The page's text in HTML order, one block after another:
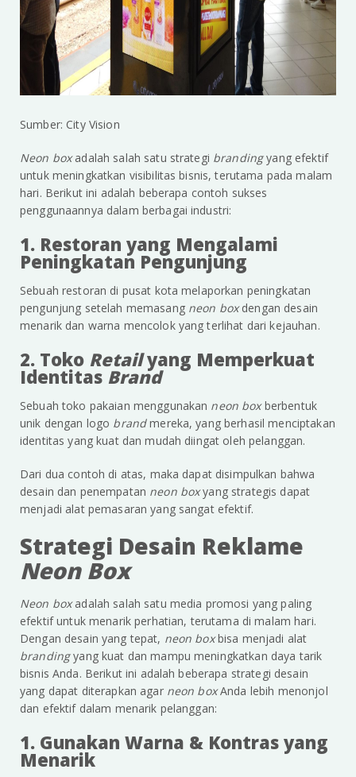
Sumber: City Vision
Neon boxadalah salah satu strategi brandingyang efektif
untuk meningkatkan visibilitas bisnis, terutama pada malam
hari. Berikut ini adalah beberapa contoh sukses
penggunaannya dalam berbagai industri:
1. Restoran yang Mengalami
Peningkatan Pengunjung
Sebuah restoran di pusat kota melaporkan peningkatan
pengunjung setelah memasang neon boxdengan desain
menarik dan warna mencolok yang terlihat dari kejauhan.
2. Toko Retailyang Memperkuat
Identitas Brand
Sebuah toko pakaian menggunakan neon boxberbentuk
unik dengan logo brandmereka, yang berhasil menciptakan
identitas yang kuat dan mudah diingat oleh pelanggan.
Dari dua contoh di atas, maka dapat disimpulkan bahwa
desain dan penempatan neon boxyang strategis dapat
menjadi alat pemasaran yang sangat efektif.
Strategi Desain Reklame
Neon Box
Neon boxadalah salah satu media promosi yang paling
efektif untuk menarik perhatian, terutama di malam hari.
Dengan desain yang tepat, neon boxbisa menjadi alat
brandingyang kuat dan mampu meningkatkan daya tarik
bisnis Anda. Berikut ini adalah beberapa strategi desain
yang dapat diterapkan agar neon boxAnda lebih menonjol
dan efektif dalam menarik pelanggan:
1. Gunakan Warna & Kontras yang
Menarik